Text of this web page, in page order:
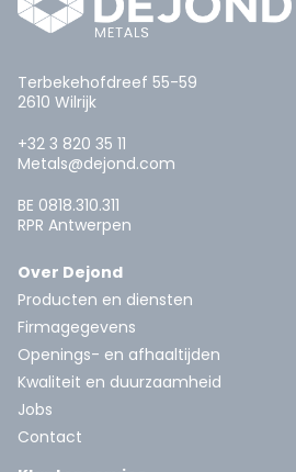
Terbekehofdreef 55-59
2610 Wilrijk
+32 3 820 35 11
Metals@dejond.com
BE 0818.310.311
RPR Antwerpen
Over Dejond
Producten en diensten
Firmagegevens
Openings- en afhaaltijden
Kwaliteit en duurzaamheid
Jobs
Contact